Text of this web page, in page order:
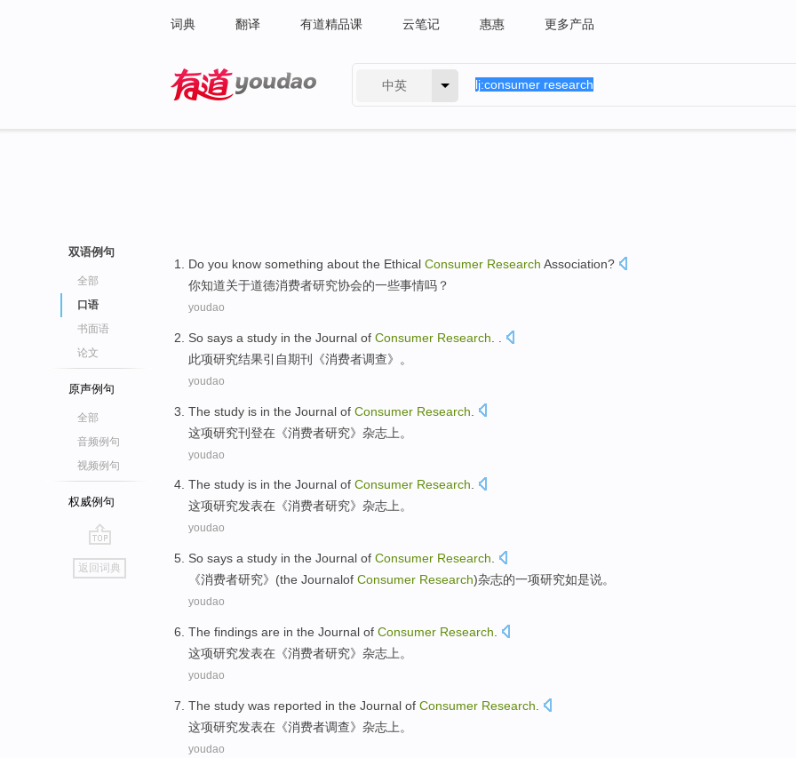
词典 翻译 有道精品课 云笔记 惠惠 更多产品
中英
双语例句
全部
口语
书面语
论文
原声例句
全部
音频例句
视频例句
权威例句
go
top
返回词典
Do you know something about the Ethical Consumer Research Association?
你知道关于道德消费者研究协会的一些事情吗？
youdao
So says a study in the Journal of Consumer Research
此项研究结果引自期刊《消费者调查》。
youdao
The study is in the Journal of Consumer Research
这项研究刊登在 《消费者研究》 杂志 上。
youdao
The study is in the Journal of Consumer Research.
这项研究发表在 《消费者研究》 杂志上。
youdao
So says a study in the Journal of Consumer Research
《消费者研究》(the Journalof Consumer Research)杂志的一项研究如是说。
youdao
The findings are in the Journal of Consumer Research
这项研究发表在 《消费者研究》 杂志 上。
youdao
The study was reported in the Journal of Consumer Research
这项研究发表在 《消费者调查》杂志 上 。
youdao